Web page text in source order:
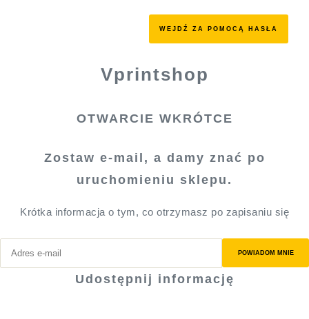
WEJDŹ ZA POMOCĄ HASŁA
Vprintshop
OTWARCIE WKRÓTCE
Zostaw e-mail, a damy znać po
uruchomieniu sklepu.
Krótka informacja o tym, co otrzymasz po zapisaniu się
POWIADOM MNIE
Udostępnij informację